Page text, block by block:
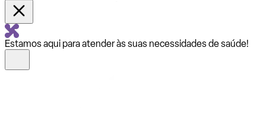
Estamos aqui para atender às suas necessidades de saúde!